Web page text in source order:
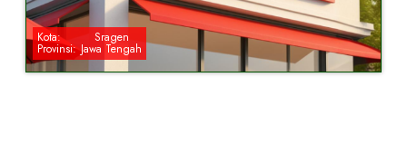
Kota: Sragen
Provinsi: Jawa Tengah